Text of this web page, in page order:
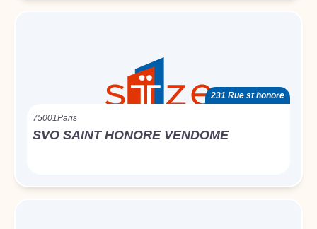
231 Rue st honore
75001Paris
SVO SAINT HONORE VENDOME